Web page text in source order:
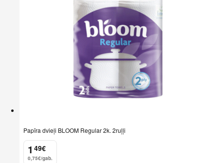
Papīra dvieļi BLOOM Regular 2k. 2ruļļi
1
. 49€
0,75€/gab.